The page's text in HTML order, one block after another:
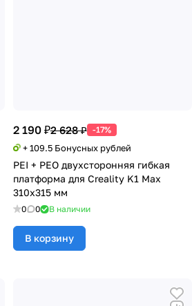
2 190 ₽2 628 ₽ -17%
+ 109.5 Бонусных рублей
PEI + PEO двухсторонняя гибкая
платформа для Creality K1 Max
310x315 мм
0 0 В наличии
В корзину